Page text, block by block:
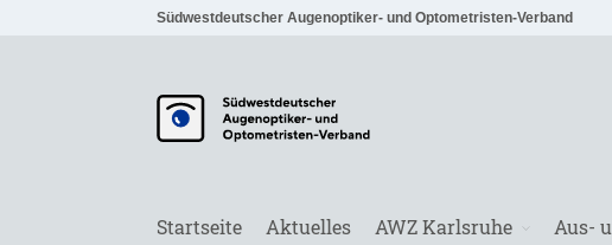
Südwestdeutscher Augenoptiker- und Optometristen-Verband
Startseite Aktuelles AWZ Karlsruhe Aus-